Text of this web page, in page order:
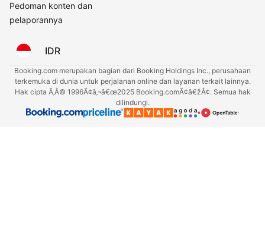
Pedoman konten dan
pelaporannya
IDR
Booking.com merupakan bagian dari Booking Holdings Inc., perusahaan
terkemuka di dunia untuk perjalanan online dan layanan terkait lainnya.
Hak cipta Ã‚Â© 1996Ã¢â‚¬â€œ2025 Booking.comÃ¢â€žÂ¢. Semua hak
dilindungi.